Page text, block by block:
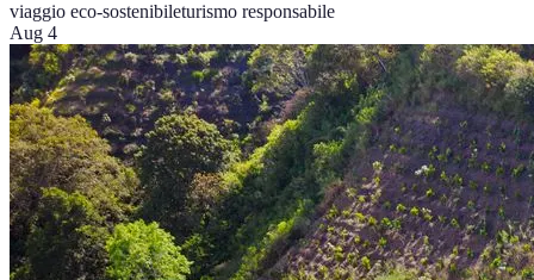
viaggio eco-sostenibileturismo responsabile
Aug 4